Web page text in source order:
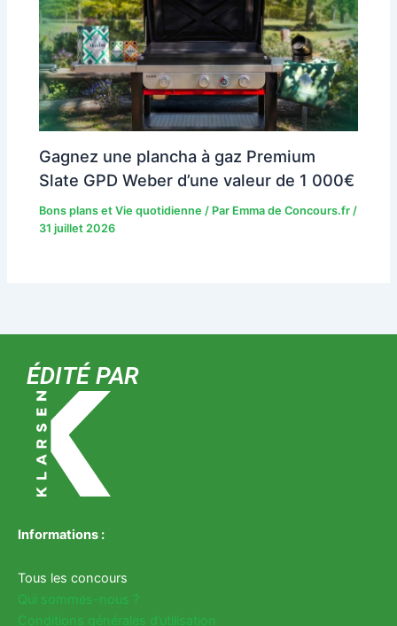
Gagnez une plancha à gaz Premium
Slate GPD Weber d’une valeur de 1 000€
Bons plans et Vie quotidienne / Par Emma de Concours.fr/
31 juillet 2026
ÉDITÉ PAR
Informations :
Tous les concours
Qui sommes-nous ?
Conditions générales d’utilisation